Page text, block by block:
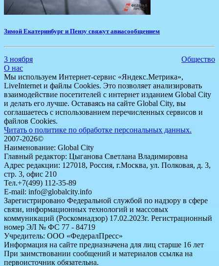
Зимой Екатеринбург и Пензу свяжут авиасообщением
3 ноября
Общество
О нас
Мы используем Интернет-сервис «Яндекс.Метрика»,
LiveInternet и файлы Cookies. Это позволяет анализировать
взаимодействие посетителей с интернет изданием Global City
и делать его лучше. Оставаясь на сайте Global City, вы
соглашаетесь с использованием перечисленных сервисов и
файлов Cookies.
Читать о политике по обработке персональных данных.
2007-2026©
Наименование: Global City
Главный редактор: Цыганова Светлана Владимировна
Адрес редакции: 127018, Россия, г.Москва, ул. Полковая, д. 3,
стр. 3, офис 210
Тел.+7(499) 112-35-89
E-mail: info@globalcity.info
Зарегистрировано Федеральной службой по надзору в сфере
связи, информационных технологий и массовых
коммуникаций (Роскомнадзор) 17.02.2023г. Регистрационный
номер ЭЛ № ФС 77 - 84719
Учредитель: ООО «ФедералПресс»
Информация на сайте предназначена для лиц старше 16 лет
При заимствовании сообщений и материалов ссылка на
первоисточник обязательна.